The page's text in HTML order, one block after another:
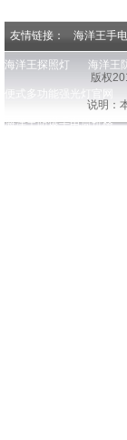
友情链接： 海洋王手
海洋王探照灯 海洋王
便式多功能强光灯官网
海洋王防爆手电筒价格
版权
说明：